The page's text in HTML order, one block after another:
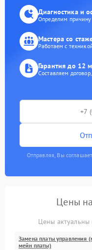
Диагностика и
Определим
Мастера со
Работаем с
Гарантия до 12
Составляем
Отправляя, Вы
Цены
Цены
Замена платы управления
мейн платы)